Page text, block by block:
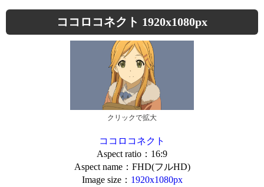
ココロコネクト 1920x1080px
クリックで拡大
ココロコネクト
Aspect ratio：16:9
Aspect name：FHD(フルHD)
Image size： 1920x1080px